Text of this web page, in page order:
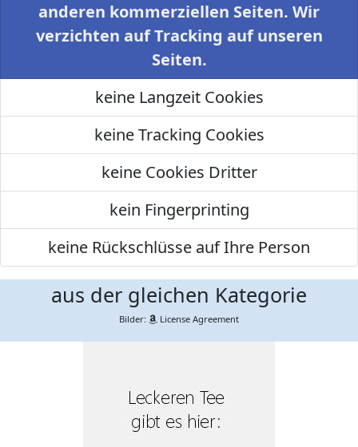
anderen kommerziellen Seiten. Wir
verzichten auf Tracking auf unseren
Seiten.
keine Langzeit Cookies
keine Tracking Cookies
keine Cookies Dritter
kein Fingerprinting
keine Rückschlüsse auf Ihre Person
aus der gleichen Kategorie
Bilder: License Agreement